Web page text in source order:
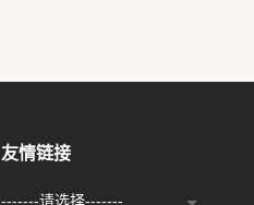
友情链接
-------请选择-------